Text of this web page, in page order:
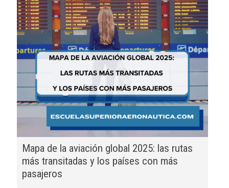
Mapa de la aviación global 2025: las rutas
más transitadas y los países con más
pasajeros